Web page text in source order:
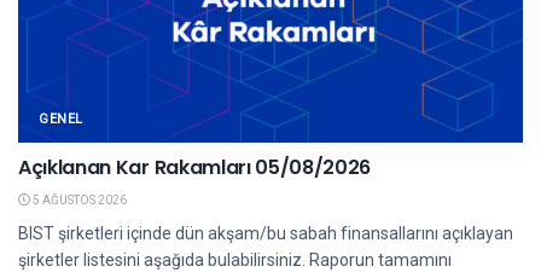
GENEL
Açıklanan Kar Rakamları 05/08/2026
5 AĞUSTOS 2026
BIST şirketleri içinde dün akşam/bu sabah finansallarını açıklayan
şirketler listesini aşağıda bulabilirsiniz. Raporun tamamını